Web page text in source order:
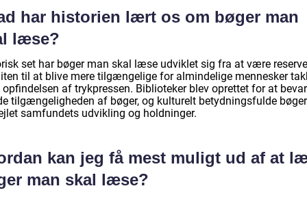
har historien lært os om bøger man
læse?
set har bøger man skal læse udviklet sig fra at være
til at blive mere tilgængelige for almindelige mennesker
af trykpressen. Biblioteker blev oprettet for at
tilgængeligheden af bøger, og kulturelt betydningsfulde
samfundets udvikling og holdninger.
kan jeg få mest muligt ud af at
man skal læse?